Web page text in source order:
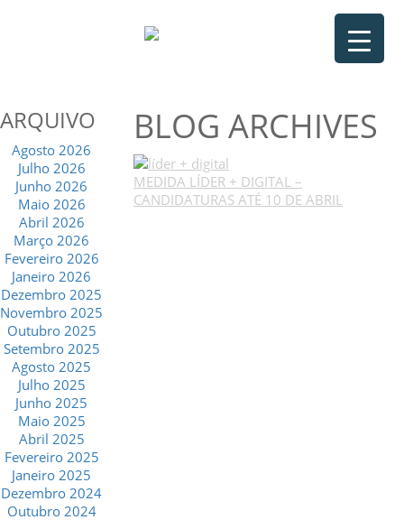
ARQUIVO
Agosto 2026
Julho 2026
Junho 2026
Maio 2026
Abril 2026
Março 2026
Fevereiro 2026
Janeiro 2026
Dezembro 2025
Novembro 2025
Outubro 2025
Setembro 2025
Agosto 2025
Julho 2025
Junho 2025
Maio 2025
Abril 2025
Fevereiro 2025
Janeiro 2025
Dezembro 2024
Outubro 2024
BLOG ARCHIVES
MEDIDA LÍDER + DIGITAL –
CANDIDATURAS ATÉ 10 DE ABRIL